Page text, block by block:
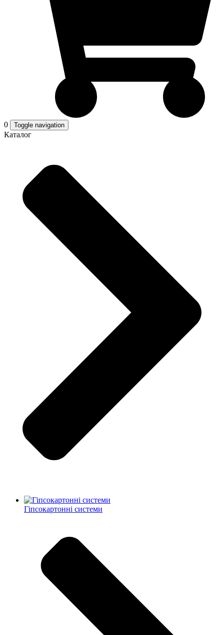
0 Toggle navigation
Каталог
Гіпсокартонні системи